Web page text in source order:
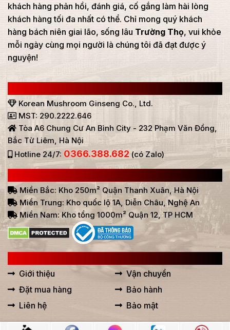
khách hàng phản hồi, đánh giá, cố gắng làm hài lòng
khách hàng tối đa nhất có thể. Chỉ mong quý khách
hàng bách niên giai lão, sống lâu Trường Thọ, vui khỏe
mỗi ngày cùng mọi người là chúng tôi đã đạt được ý
nguyện!
Korean Mushroom Ginseng Co., Ltd.
MST: 290.2222.646
Tòa A6 Chung Cư An Bình City - 232 Phạm Văn Đồng,
Bắc Từ Liêm, Hà Nội
Hotline 24/7: 0366.388.682(có Zalo)
Miền Bắc: Kho 250m² Quận Thanh Xuân, Hà Nội
Miền Trung: Kho quốc lộ 1A, Diễn Châu, Nghệ An
Miền Nam: Kho tổng 1000m² Quận 12, TP HCM
Giới thiệu
Đặt mua hàng
Liên hệ
Vận chuyển
Bảo hành
Bảo mật